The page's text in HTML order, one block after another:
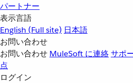
パートナー
表示言語
English (Full site) 日本語
お問い合わせ
お問い合わせ MuleSoft に連絡サポ
点
ログイン